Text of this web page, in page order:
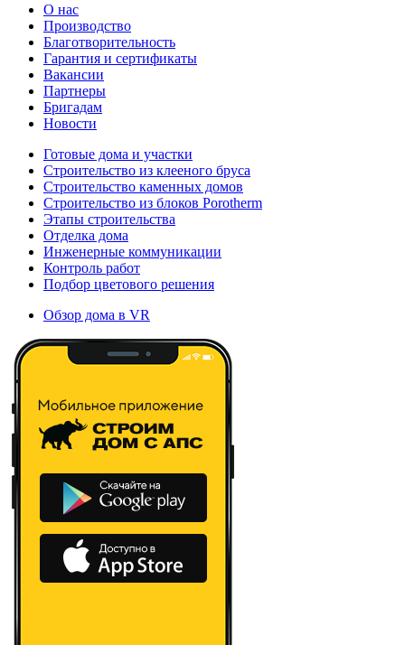
О нас
Производство
Благотворительность
Гарантия и сертификаты
Вакансии
Партнеры
Бригадам
Новости
Готовые дома и участки
Строительство из клееного бруса
Строительство каменных домов
Строительство из блоков Porotherm
Этапы строительства
Отделка дома
Инженерные коммуникации
Контроль работ
Подбор цветового решения
Обзор дома в VR